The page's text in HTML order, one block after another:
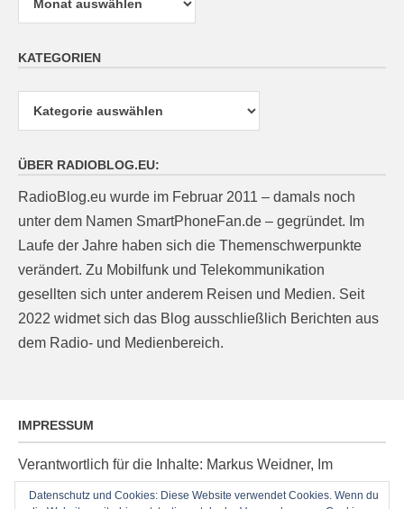
KATEGORIEN
ÜBER RADIOBLOG.EU:
RadioBlog.eu wurde im Februar 2011 – damals noch
unter dem Namen SmartPhoneFan.de – gegründet. Im
Laufe der Jahre haben sich die Themenschwerpunkte
verändert. Zu Mobilfunk und Telekommunikation
gesellten sich unter anderem Reisen und Medien. Seit
2022 widmet sich das Blog ausschließlich Berichten aus
dem Radio- und Medienbereich.
IMPRESSUM
Verantwortlich für die Inhalte: Markus Weidner, Im
Ziegelacker 20, D-63599 Biebergemünd, E-Mail:
Datenschutz und Cookies: Diese Website verwendet Cookies. Wenn du